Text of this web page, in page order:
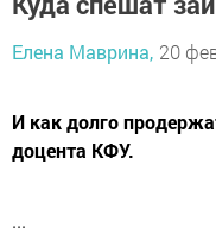
Елена Маврина, 20
И как долго
доцента КФУ.
...